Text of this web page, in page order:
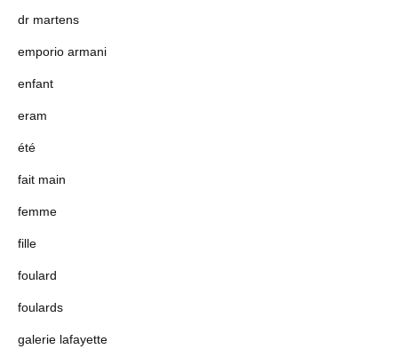
dr martens
emporio armani
enfant
eram
été
fait main
femme
fille
foulard
foulards
galerie lafayette